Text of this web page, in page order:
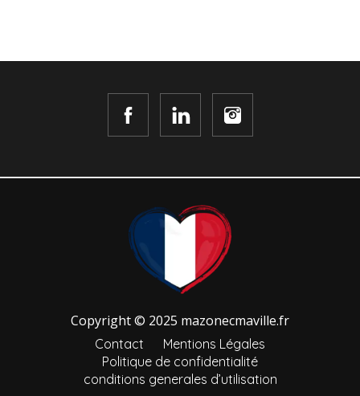
Copyright © 2025 mazonecmaville.fr
Contact
Mentions Légales
Politique de confidentialité
conditions generales d’utilisation